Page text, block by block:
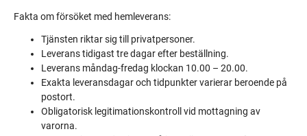
Fakta om försöket med hemleverans:
Tjänsten riktar sig till privatpersoner.
Leverans tidigast tre dagar efter beställning.
Leverans måndag-fredag klockan 10.00 – 20.00.
Exakta leveransdagar och tidpunkter varierar beroende på
postort.
Obligatorisk legitimationskontroll vid mottagning av
varorna.